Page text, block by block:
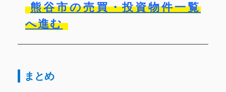
熊谷市の売買・投資物件一覧
へ進む
まとめ